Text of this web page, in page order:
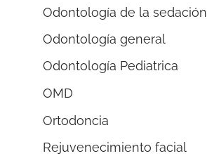
Odontología de la sedación
Odontología general
Odontología Pediatrica
OMD
Ortodoncia
Rejuvenecimiento facial